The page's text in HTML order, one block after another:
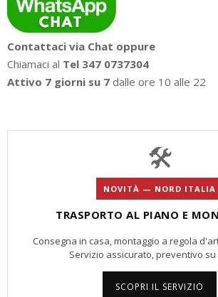
Contattaci via Chat oppure
Chiamaci al Tel 347 0737304
Attivo 7 giorni su 7 dalle ore 10 alle 22
🛠️
NOVITÀ — NORD ITALIA
TRASPORTO AL PIANO E
Consegna in casa, montaggio a regola
Servizio assicurato, preventivo su
SCOPRI IL SERVIZIO